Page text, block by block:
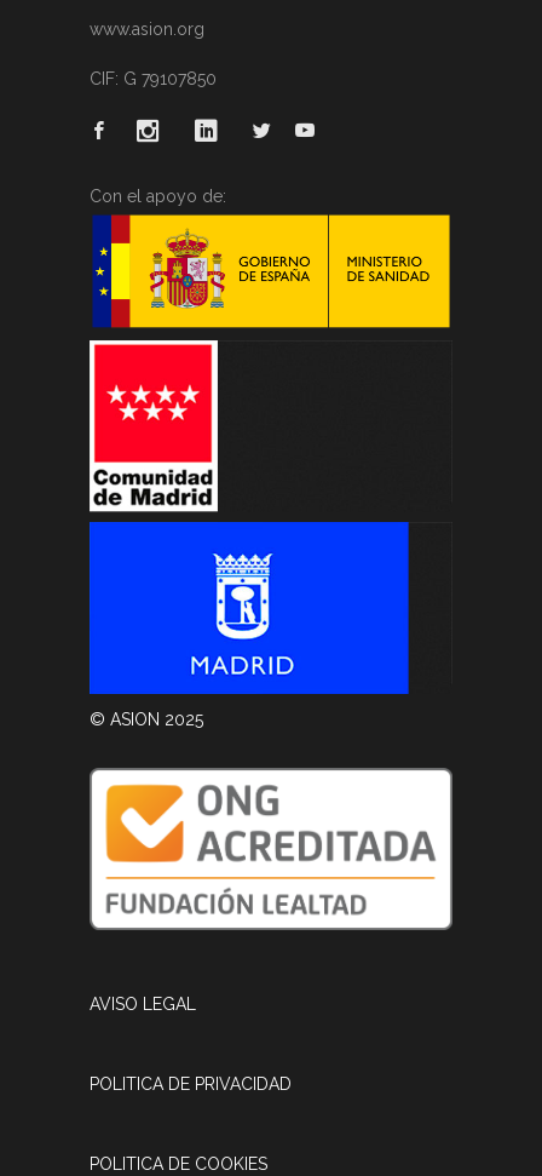
www.asion.org
CIF: G 79107850
Con el apoyo de:
© ASION 2025
AVISO LEGAL
POLITICA DE PRIVACIDAD
POLITICA DE COOKIES